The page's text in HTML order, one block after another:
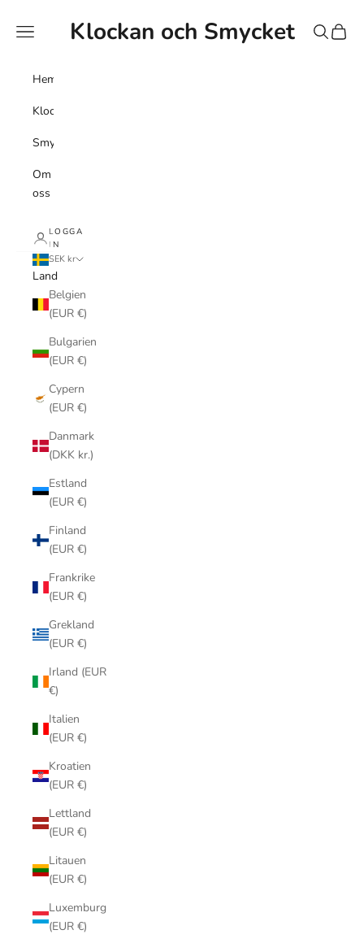
Klockan och Smycket
Meny Sök
Hem
Klockor
Smycke
Om
oss
LOGGA
IN
SEK kr
Land
Belgien
(EUR €)
Bulgarien
(EUR €)
Cypern
(EUR €)
Danmark
(DKK kr.)
Estland
(EUR €)
Finland
(EUR €)
Frankrike
(EUR €)
Grekland
(EUR €)
Irland (EUR
€)
Italien
(EUR €)
Kroatien
(EUR €)
Lettland
(EUR €)
Litauen
(EUR €)
Luxemburg
(EUR €)